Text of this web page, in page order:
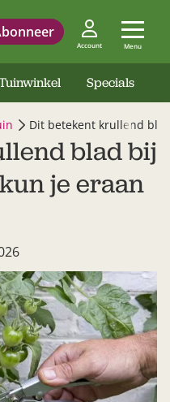
Account Menu
Specials
Dit betekent krullend
blad bij
je eraan